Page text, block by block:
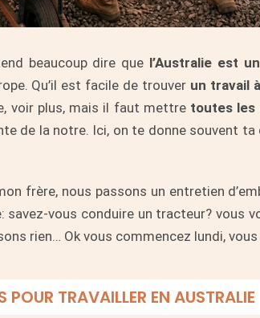
beaucoup dire que l’Australie est
Qu’il est facile de trouver un travail
voir plus, mais il faut mettre toutes les
de la notre. Ici, on te donne souvent ta
frère, nous passons un entretien
vous conduire un tracteur? vous
rien… Ok vous commencez lundi,
TRAVAILLER EN AUSTRALIE